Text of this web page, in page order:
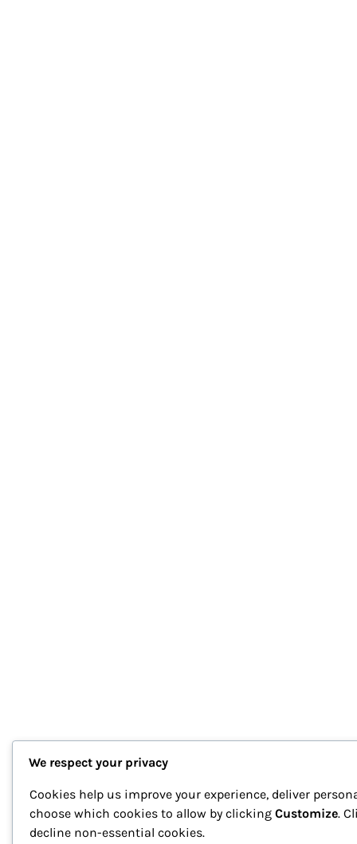
We respect your privacy
Cookies help us improve your experience, deliver
choose which cookies to allow by clicking Customize.
decline non-essential cookies.